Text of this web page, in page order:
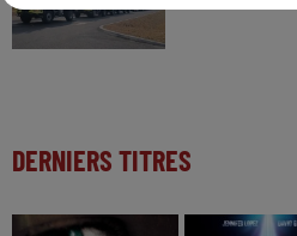
DERNIERS TITRES